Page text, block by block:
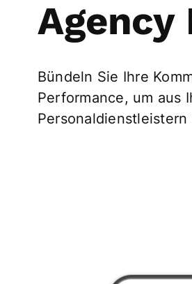
Agency
Bündeln Sie Ihre
Performance, um aus